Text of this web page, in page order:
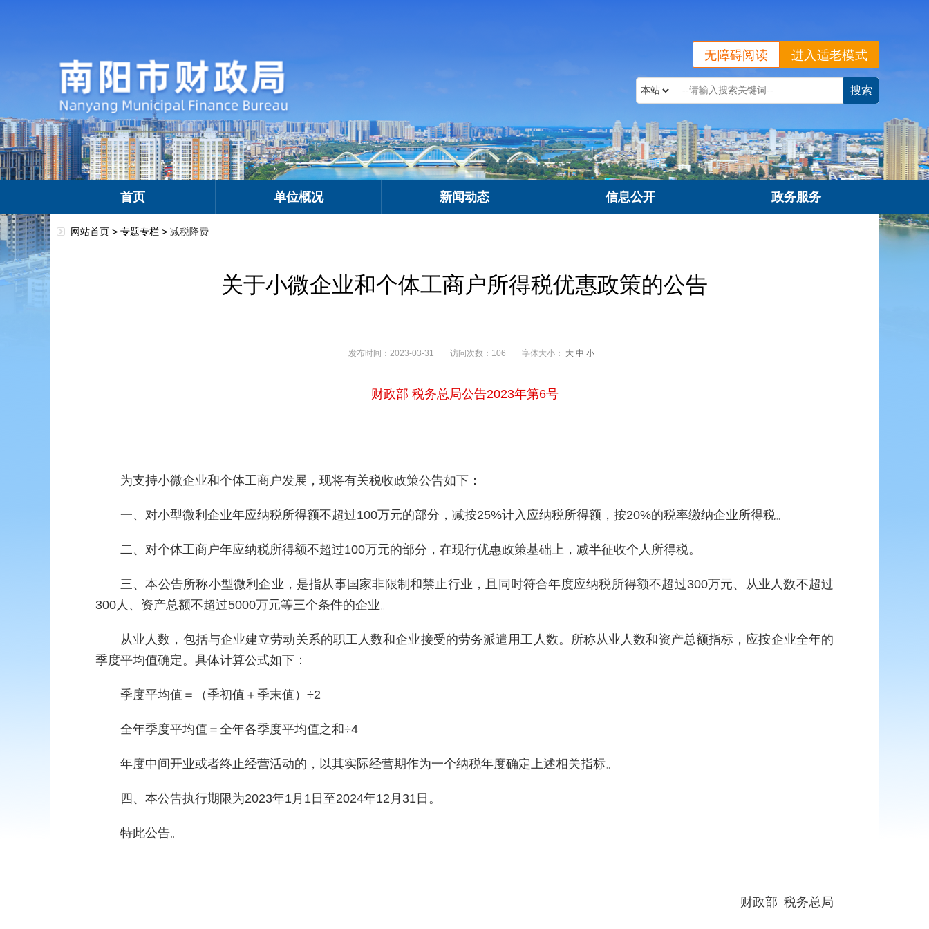
进入适老模式
无障碍阅读
首页 单位概况 新闻动态 信息公开 政务服务
网站首页 > 专题专栏 > 减税降费
关于小微企业和个体工商户所得税优惠政策的公告
发布时间：2023-03-31 访问次数：106 字体大小： 大 中 小
财政部 税务总局公告2023年第6号
为支持小微企业和个体工商户发展，现将有关税收政策公告如下：
一、对小型微利企业年应纳税所得额不超过100万元的部分，减按25%计入应纳税所得额，按20%的税率缴纳企业所得税。
二、对个体工商户年应纳税所得额不超过100万元的部分，在现行优惠政策基础上，减半征收个人所得税。
三、本公告所称小型微利企业，是指从事国家非限制和禁止行业，且同时符合年度应纳税所得额不超过300万元、从业人数不超过
300人、资产总额不超过5000万元等三个条件的企业。
从业人数，包括与企业建立劳动关系的职工人数和企业接受的劳务派遣用工人数。所称从业人数和资产总额指标，应按企业全年的
季度平均值确定。具体计算公式如下：
季度平均值＝（季初值＋季末值）÷2
全年季度平均值＝全年各季度平均值之和÷4
年度中间开业或者终止经营活动的，以其实际经营期作为一个纳税年度确定上述相关指标。
四、本公告执行期限为2023年1月1日至2024年12月31日。
特此公告。
财政部 税务总局